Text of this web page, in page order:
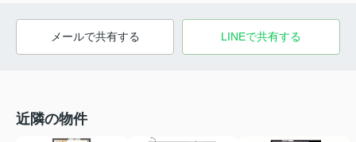
メールで共有する LINEで共有する
近隣の物件